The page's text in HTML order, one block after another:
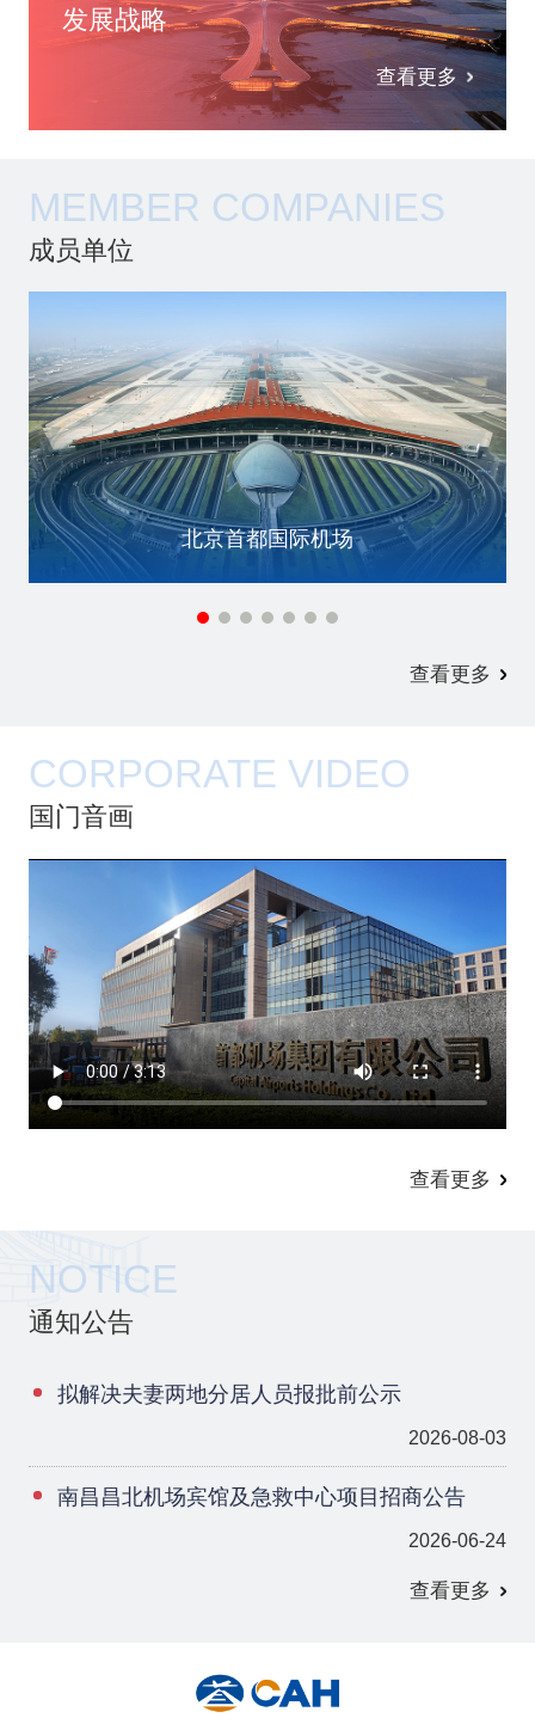
发展战略
查看更多
MEMBER COMPANIES
成员单位
北京首都国际机场
查看更多
CORPORATE VIDEO
国门音画
查看更多
NOTICE
通知公告
拟解决夫妻两地分居人员报批前公示
2026-08-03
南昌昌北机场宾馆及急救中心项目招商公告
2026-06-24
查看更多